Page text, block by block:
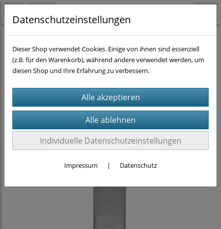
Bead Ruptor Elite II(1) Bead Ruptor Elite II Zubehör(8)
Verbauchsmittel
vorgefüllte Gefäße mikrobielle DNA-frei
Datenschutzeinstellungen
Dieser Shop verwendet Cookies. Einige von ihnen sind essenziell
(z.B. für den Warenkorb), während andere verwendet werden, um
diesen Shop und Ihre Erfahrung zu verbessern.
Individuelle Datenschutzeinstellungen
Impressum | Datenschutz